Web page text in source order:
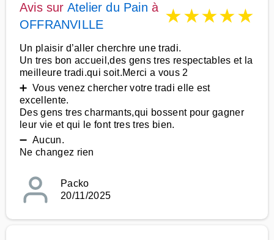
Avis sur Atelier du Pain à
OFFRANVILLE
★★★★★
Un plaisir d’aller cherchre une tradi.
Un tres bon accueil,des gens tres respectables et la
meilleure tradi.qui soit.Merci a vous 2
➕ Vous venez chercher votre tradi elle est
excellente.
Des gens tres charmants,qui bossent pour gagner
leur vie et qui le font tres tres bien.
➖ Aucun.
Ne changez rien
Packo
20/11/2025